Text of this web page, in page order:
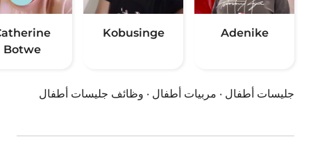
Adenike
Kobusinge
Botwe
جليسات أطفال · مربيات أطفال · وظائف جليسات أطفال